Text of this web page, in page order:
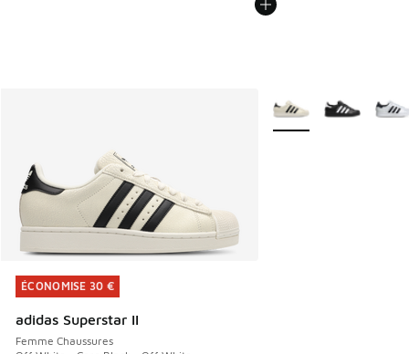
ÉCONOMISE 30 €
adidas Superstar II
Femme Chaussures
ÉCONOMISE 30 €
Plus de couleurs